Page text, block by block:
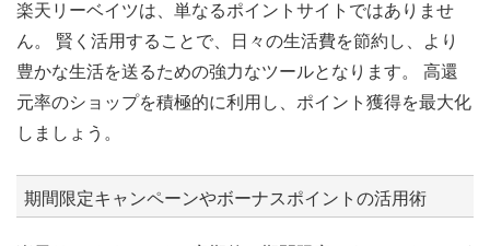
楽天リーベイツは、単なるポイントサイトではありませ
ん。 賢く活用することで、日々の生活費を節約し、より
豊かな生活を送るための強力なツールとなります。 高還
元率のショップを積極的に利用し、ポイント獲得を最大化
しましょう。
期間限定キャンペーンやボーナスポイントの活用術